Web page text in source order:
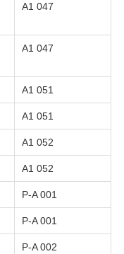
A1 047
A1 047
A1 051
A1 051
A1 052
A1 052
P-A 001
P-A 001
P-A 002